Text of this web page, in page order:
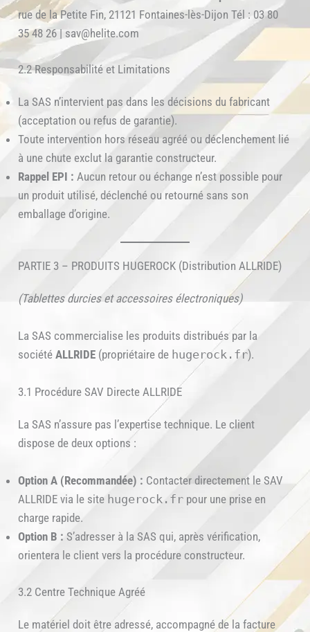
rue de la Petite Fin, 21121 Fontaines-lès-Dijon Tél : 03 80
35 48 26 | sav@helite.com
2.2 Responsabilité et Limitations
La SAS n’intervient pas dans les décisions du fabricant
(acceptation ou refus de garantie).
Toute intervention hors réseau agréé ou déclenchement lié
à une chute exclut la garantie constructeur.
Rappel EPI : Aucun retour ou échange n’est possible pour
un produit utilisé, déclenché ou retourné sans son
emballage d’origine.
PARTIE 3 – PRODUITS HUGEROCK (Distribution ALLRIDE)
(Tablettes durcies et accessoires électroniques)
La SAS commercialise les produits distribués par la
sociétéALLRIDE (propriétaire de hugerock.fr).
3.1 Procédure SAV Directe ALLRIDE
La SAS n’assure pas l’expertise technique. Le client
dispose de deux options :
Option A (Recommandée) : Contacter directement le SAV
ALLRIDE via le site hugerock.fr pour une prise en
charge rapide.
Option B : S’adresser à la SAS qui, après vérification,
orientera le client vers la procédure constructeur.
3.2 Centre Technique Agréé
Le matériel doit être adressé, accompagné de la facture